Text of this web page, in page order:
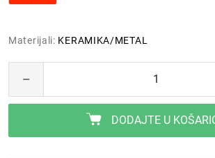
Materijali: KERAMIKA/METAL
DODAJTE U